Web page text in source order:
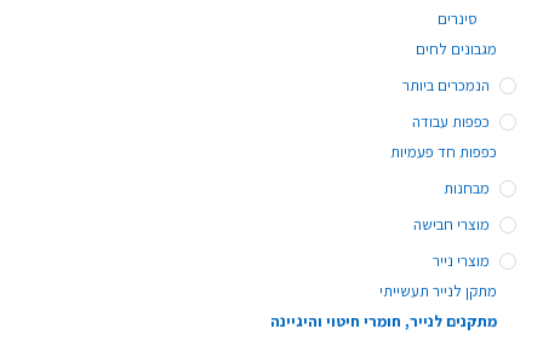
סינרים
מגבונים לחים
הנמכרים ביותר
כפפות עבודה
כפפות חד פעמיות
מבחנות
מוצרי חבישה
מוצרי נייר
מתקן לנייר תעשייתי
מתקנים לנייר, חומרי חיטוי והיגיינה